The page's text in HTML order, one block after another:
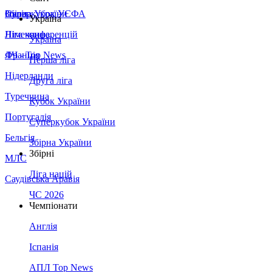
Збірна України
Італія
Німеччина
Франція
Нідерланди
Туреччина
Португалія
Бельгія
МЛС
Саудівська Аравія
Суперкубок УЄФА
Ліга конференцій
ЛЧ - Top News
Україна
Україна
Перша ліга
Друга ліга
Кубок України
Суперкубок України
Збірна України
Збірні
Ліга націй
ЧС 2026
Чемпіонати
Англія
Іспанія
АПЛ Top News